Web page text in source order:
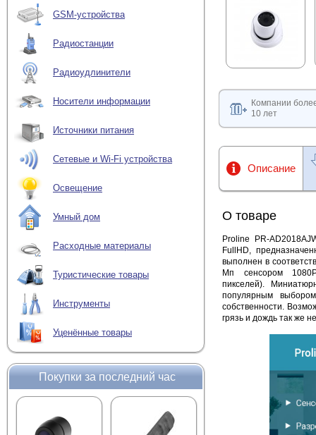
GSM-устройства
Радиостанции
Радиоудлинители
Носители информации
Источники питания
Сетевые и Wi-Fi устройства
Освещение
Умный дом
Расходные материалы
Туристические товары
Инструменты
Уценённые товары
Покупки за последний час
Компании
10 лет
Описание
О товаре
Proline PR-
FullHD,
выполнен в
Мп сенсором
пикселей).
популярным
собственности.
грязь и дождь так же